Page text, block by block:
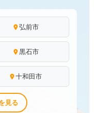
弘前市
黒石市
十和田市
見る